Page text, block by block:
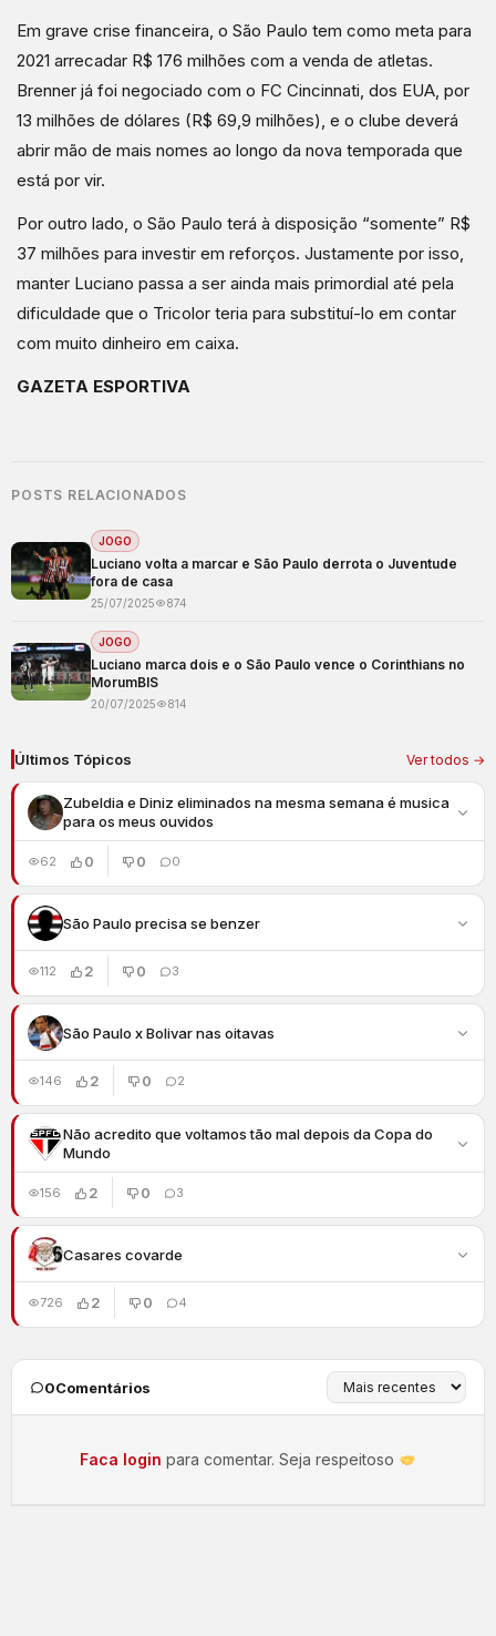
Em grave crise financeira, o São Paulo tem como meta para
2021 arrecadar R$ 176 milhões com a venda de atletas.
Brenner já foi negociado com o FC Cincinnati, dos EUA, por
13 milhões de dólares (R$ 69,9 milhões), e o clube deverá
abrir mão de mais nomes ao longo da nova temporada que
está por vir.
Por outro lado, o São Paulo terá à disposição “somente” R$
37 milhões para investir em reforços. Justamente por isso,
manter Luciano passa a ser ainda mais primordial até pela
dificuldade que o Tricolor teria para substituí-lo em contar
com muito dinheiro em caixa.
GAZETA ESPORTIVA
POSTS RELACIONADOS
JOGO
Luciano volta a marcar e São Paulo derrota o Juventude
fora de casa
25/07/2025 874
JOGO
Luciano marca dois e o São Paulo vence o Corinthians no
MorumBIS
20/07/2025 814
Últimos Tópicos Ver todos →
Zubeldia e Diniz eliminados na mesma semana é musica
para os meus ouvidos
62 0 0 0
São Paulo precisa se benzer
112 2 0 3
São Paulo x Bolivar nas oitavas
146 2 0 2
Não acredito que voltamos tão mal depois da Copa do
Mundo
156 2 0 3
Casares covarde
726 2 0 4
0Comentários
Faca login para comentar. Seja respeitoso